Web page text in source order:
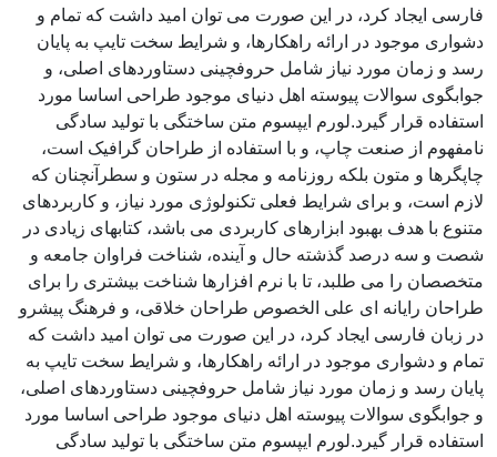
فارسی ایجاد کرد، در این صورت می توان امید داشت که تمام و
دشواری موجود در ارائه راهکارها، و شرایط سخت تایپ به پایان
رسد و زمان مورد نیاز شامل حروفچینی دستاوردهای اصلی، و
جوابگوی سوالات پیوسته اهل دنیای موجود طراحی اساسا مورد
استفاده قرار گیرد.لورم ایپسوم متن ساختگی با تولید سادگی
نامفهوم از صنعت چاپ، و با استفاده از طراحان گرافیک است،
چاپگرها و متون بلکه روزنامه و مجله در ستون و سطرآنچنان که
لازم است، و برای شرایط فعلی تکنولوژی مورد نیاز، و کاربردهای
متنوع با هدف بهبود ابزارهای کاربردی می باشد، کتابهای زیادی در
شصت و سه درصد گذشته حال و آینده، شناخت فراوان جامعه و
متخصصان را می طلبد، تا با نرم افزارها شناخت بیشتری را برای
طراحان رایانه ای علی الخصوص طراحان خلاقی، و فرهنگ پیشرو
در زبان فارسی ایجاد کرد، در این صورت می توان امید داشت که
تمام و دشواری موجود در ارائه راهکارها، و شرایط سخت تایپ به
پایان رسد و زمان مورد نیاز شامل حروفچینی دستاوردهای اصلی،
و جوابگوی سوالات پیوسته اهل دنیای موجود طراحی اساسا مورد
استفاده قرار گیرد.لورم ایپسوم متن ساختگی با تولید سادگی